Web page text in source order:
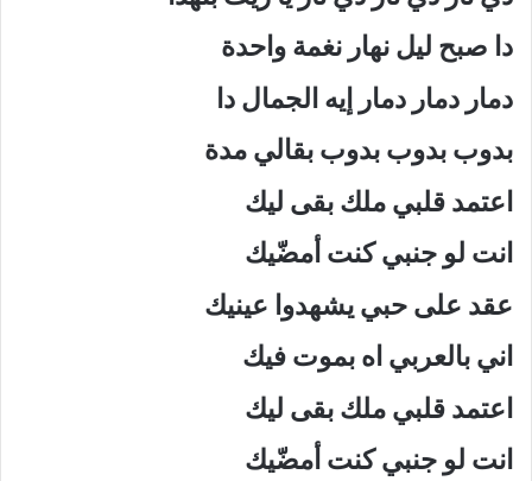
دا صبح ليل نهار نغمة واحدة
دمار دمار دمار إيه الجمال دا
بدوب بدوب بدوب بقالي مدة
اعتمد قلبي ملك بقى ليك
انت لو جنبي كنت أمضّيك
عقد على حبي يشهدوا عينيك
اني بالعربي اه بموت فيك
اعتمد قلبي ملك بقى ليك
انت لو جنبي كنت أمضّيك